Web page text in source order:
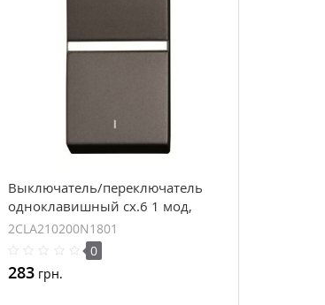
Выключатель/переключатель
одноклавишный сх.6 1 мод,
антрацит Zenit N2102 AN
(2CLA210200N1801)
2CLA210200N1801
0
283грн.